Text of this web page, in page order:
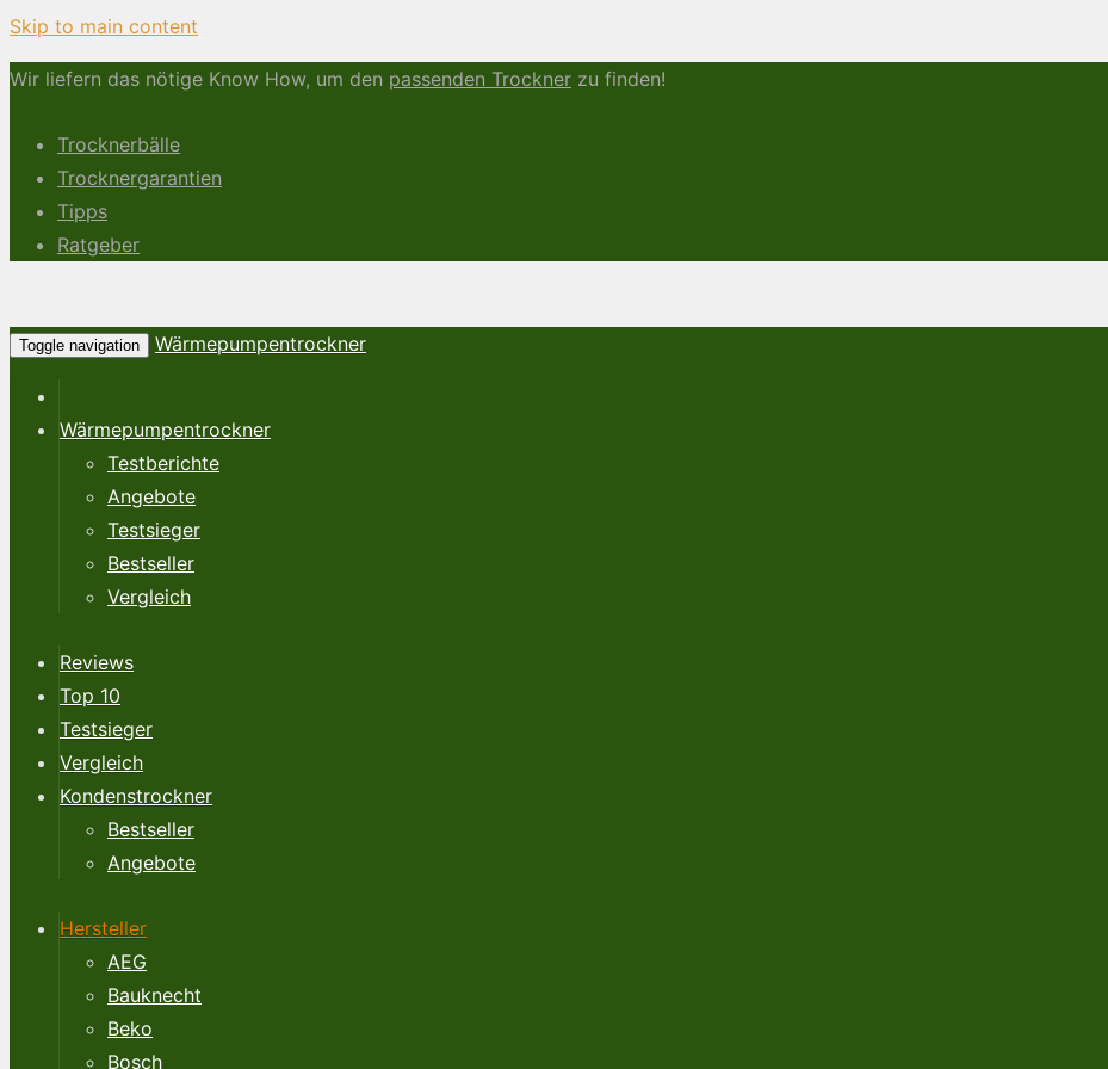
Skip to main content
Wir liefern das nötige Know How, um den passenden Trockner zu finden!
Trocknerbälle
Trocknergarantien
Tipps
Ratgeber
Toggle navigation Wärmepumpentrockner
Wärmepumpentrockner
Testberichte
Angebote
Testsieger
Bestseller
Vergleich
Reviews
Top 10
Testsieger
Vergleich
Kondenstrockner
Bestseller
Angebote
Hersteller
AEG
Bauknecht
Beko
Bosch